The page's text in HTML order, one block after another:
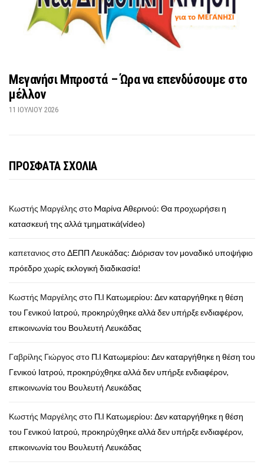
Μεγανήσι Μπροστά – Ώρα να επενδύσουμε στο
μέλλον
11 ΙΟΥΛΊΟΥ 2026
ΠΡΟΣΦΑΤΑ ΣΧΟΛΙΑ
Κωστής Μαργέλης στοMαρίνα Αθερινού: Θα προχωρήσει η
κατασκευή της αλλά τμηματικά(video)
καπετανιος στοΔΕΠΠ Λευκάδας: Διόρισαν τον μοναδικό υποψήφιο
πρόεδρο χωρίς εκλογική διαδικασία!
Κωστής Μαργέλης στο Π.Ι Κατωμερίου: Δεν καταργήθηκε η θέση
του Γενικού Ιατρού, προκηρύχθηκε αλλά δεν υπήρξε ενδιαφέρον,
επικοινωνία του Βουλευτή Λευκάδας
Γαβρίλης Γιώργος στο Π.Ι Κατωμερίου: Δεν καταργήθηκε η θέση του
Γενικού Ιατρού, προκηρύχθηκε αλλά δεν υπήρξε ενδιαφέρον,
επικοινωνία του Βουλευτή Λευκάδας
Κωστής Μαργέλης στο Π.Ι Κατωμερίου: Δεν καταργήθηκε η θέση
του Γενικού Ιατρού, προκηρύχθηκε αλλά δεν υπήρξε ενδιαφέρον,
επικοινωνία του Βουλευτή Λευκάδας